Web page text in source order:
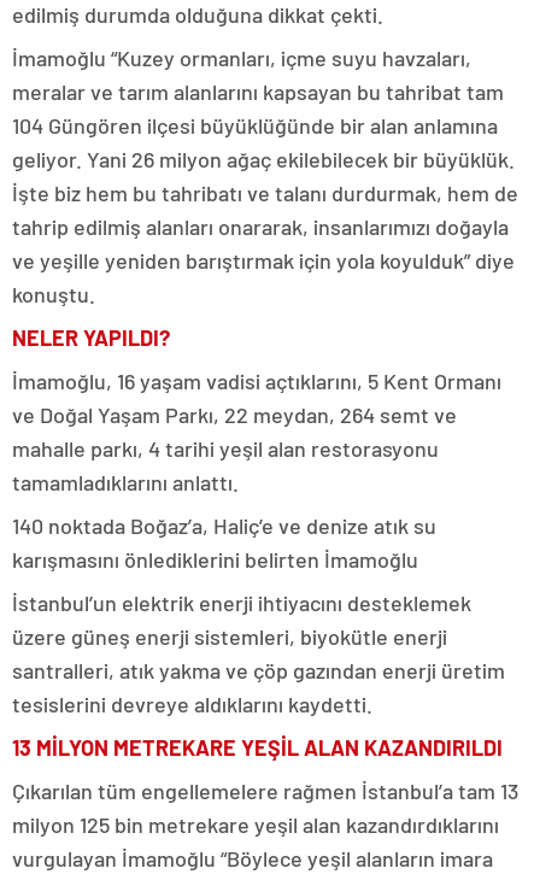
edilmiş durumda olduğuna dikkat çekti.
İmamoğlu “Kuzey ormanları, içme suyu havzaları,
meralar ve tarım alanlarını kapsayan bu tahribat tam
104 Güngören ilçesi büyüklüğünde bir alan anlamına
geliyor. Yani 26 milyon ağaç ekilebilecek bir büyüklük.
İşte biz hem bu tahribatı ve talanı durdurmak, hem de
tahrip edilmiş alanları onararak, insanlarımızı doğayla
ve yeşille yeniden barıştırmak için yola koyulduk” diye
konuştu.
NELER YAPILDI?
İmamoğlu, 16 yaşam vadisi açtıklarını, 5 Kent Ormanı
ve Doğal Yaşam Parkı, 22 meydan, 264 semt ve
mahalle parkı, 4 tarihi yeşil alan restorasyonu
tamamladıklarını anlattı.
140 noktada Boğaz’a, Haliç’e ve denize atık su
karışmasını önlediklerini belirten İmamoğlu
İstanbul’un elektrik enerji ihtiyacını desteklemek
üzere güneş enerji sistemleri, biyokütle enerji
santralleri, atık yakma ve çöp gazından enerji üretim
tesislerini devreye aldıklarını kaydetti.
13 MİLYON METREKARE YEŞİL ALAN KAZANDIRILDI
Çıkarılan tüm engellemelere rağmen İstanbul’a tam 13
milyon 125 bin metrekare yeşil alan kazandırdıklarını
vurgulayan İmamoğlu “Böylece yeşil alanların imara